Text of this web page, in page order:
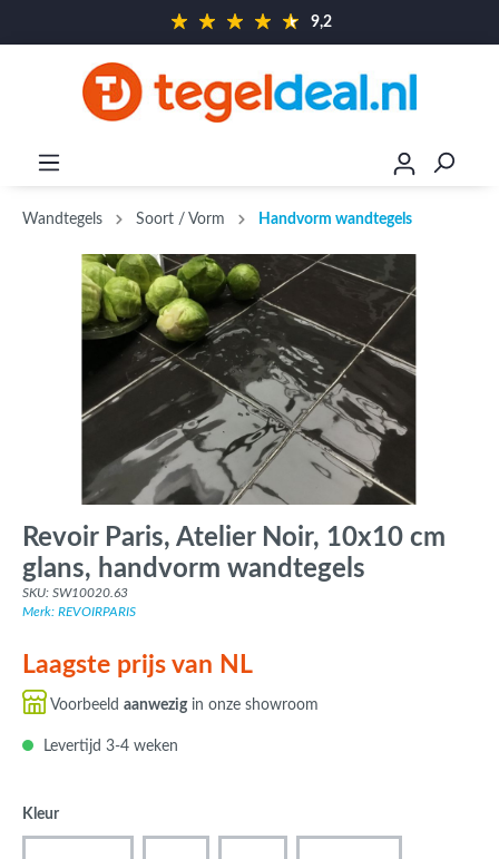
9,2
Wandtegels Soort / Vorm Handvorm wandtegels
Revoir Paris, Atelier Noir, 10x10 cm
glans, handvorm wandtegels
SKU: SW10020.63
Merk: REVOIRPARIS
Laagste prijs van NL
Voorbeeld aanwezigin onze showroom
Levertijd 3-4 weken
Kleur